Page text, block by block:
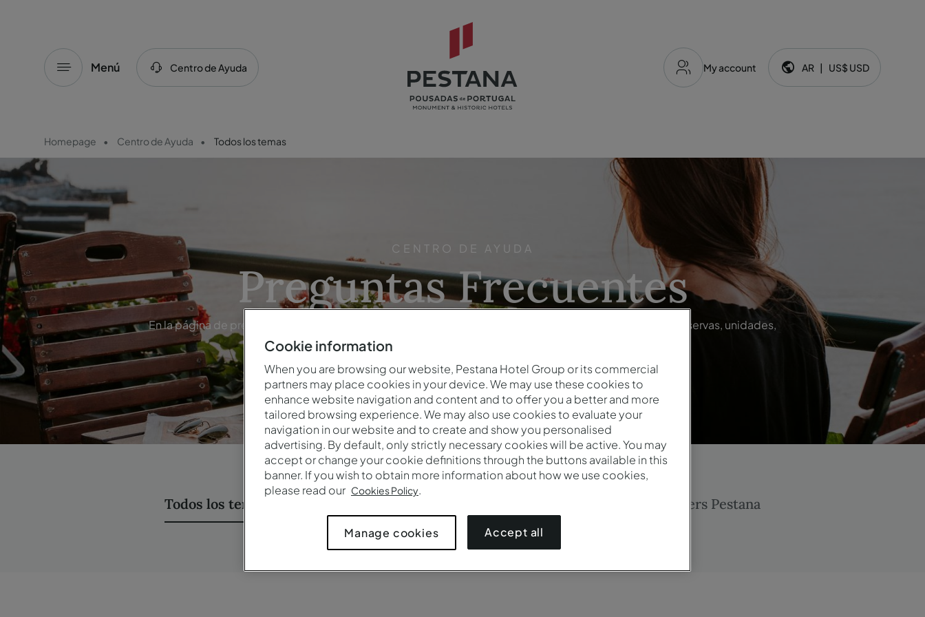
Menú Centro de Ayuda My account Idioma y moneda:
AR US$ USD
Homepage Centro de Ayuda Todos los temas
CENTRO DE AYUDA
Preguntas Frecuentes
En la página de preguntas frecuentes encontrará respuestas rápidas a preguntas relacionadas con las reservas, unidades,
servicios, instalaciones, políticas de cancelación, bonos y mucho más.
Todos los temas Vouchers Pestana
Cookie information
When you are browsing our website, Pestana Hotel Group or its commercial
partners may place cookies in your device. We may use these cookies to
enhance website navigation and content and to offer you a better and more
tailored browsing experience. We may also use cookies to evaluate your
navigation in our website and to create and show you personalised
advertising. By default, only strictly necessary cookies will be active. You may
accept or change your cookie definitions through the buttons available in this
banner. If you wish to obtain more information about how we use cookies,
please read our Cookies Policy.
Accept all
Manage cookies